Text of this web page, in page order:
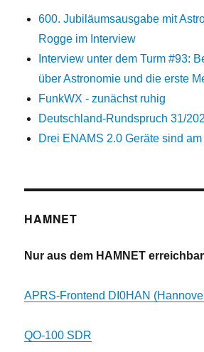
600. Jubiläumsausgabe mit
Rogge im Interview
Interview unter dem Turm #93:
über Astronomie und die erste
FunkWX - zunächst ruhig
Deutschland-Rundspruch 31/
Drei ENAMS 2.0 Geräte sind am
HAMNET
Nur aus dem HAMNET
APRS-Frontend DI0HAN
QO-100 SDR